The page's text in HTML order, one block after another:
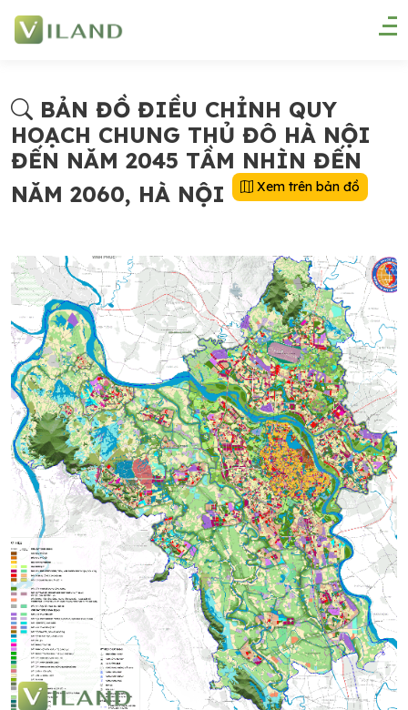
BẢN ĐỒ ĐIỀU CHỈNH QUY
HOẠCH CHUNG THỦ ĐÔ HÀ NỘI
ĐẾN NĂM 2045 TẦM NHÌN ĐẾN
NĂM 2060, HÀ NỘI
Xem trên bản đồ